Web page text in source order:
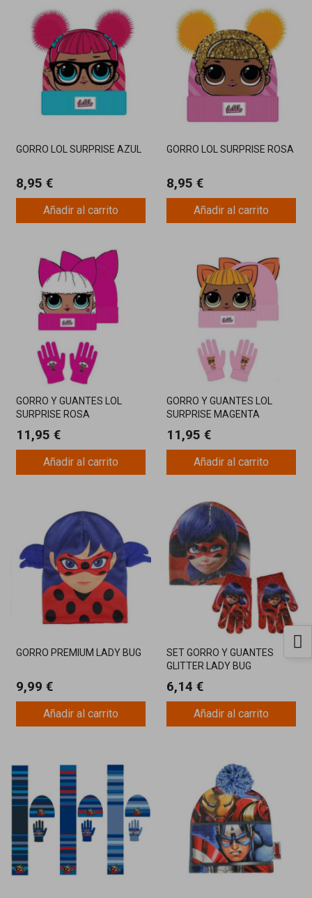
GORRO LOL SURPRISE AZUL
8,95 €
Añadir al carrito
GORRO LOL SURPRISE ROSA
8,95 €
Añadir al carrito
GORRO Y GUANTES LOL
SURPRISE ROSA
11,95 €
Añadir al carrito
GORRO Y GUANTES LOL
SURPRISE MAGENTA
11,95 €
Añadir al carrito
GORRO PREMIUM LADY BUG
9,99 €
Añadir al carrito
SET GORRO Y GUANTES
GLITTER LADY BUG
6,14 €
Añadir al carrito